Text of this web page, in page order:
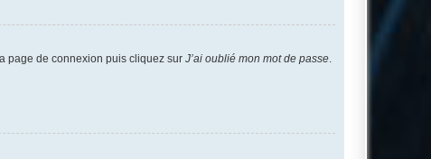
page de connexion puis cliquez sur J’ai oublié mon mot de passe